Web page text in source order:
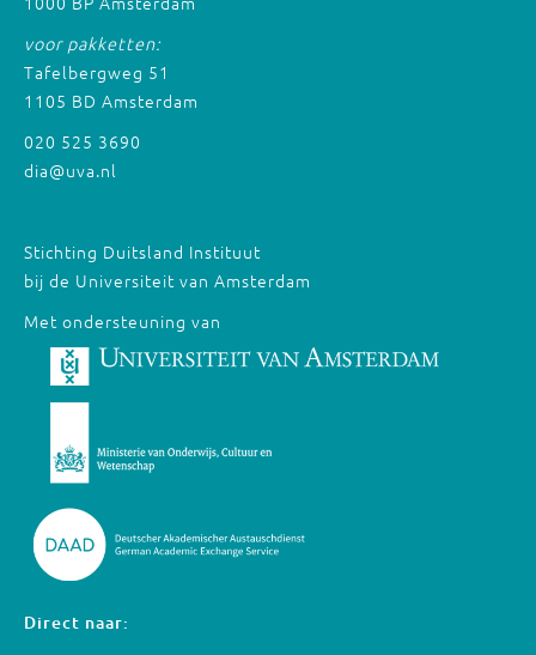
voor pakketten:
Tafelbergweg 51
1105 BD Amsterdam
020 525 3690
dia@uva.nl
Stichting Duitsland Instituut
bij de Universiteit van Amsterdam
Met ondersteuning van
Direct naar: